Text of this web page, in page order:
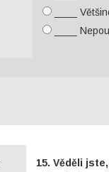
____
____
15. Věděli